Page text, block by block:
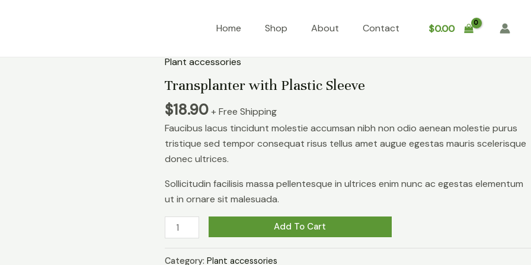
Home Shop About Contact $0.00
Plant accessories
Transplanter with Plastic Sleeve
$18.90 + Free Shipping
Faucibus lacus tincidunt molestie accumsan nibh non odio aenean molestie purus
tristique sed tempor consequat risus tellus amet augue egestas mauris scelerisque
donec ultrices.
Sollicitudin facilisis massa pellentesque in ultrices enim nunc ac egestas elementum
ut in ornare sit malesuada.
Transplanter
with
Add To Cart
Category: Plant accessories